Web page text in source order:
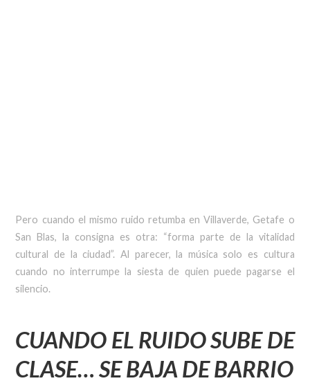
Pero cuando el mismo ruido retumba en Villaverde, Getafe o
San Blas, la consigna es otra: “forma parte de la vitalidad
cultural de la ciudad”. Al parecer, la música solo es cultura
cuando no interrumpe la siesta de quien puede pagarse el
silencio.
CUANDO EL RUIDO SUBE DE
CLASE… SE BAJA DE BARRIO